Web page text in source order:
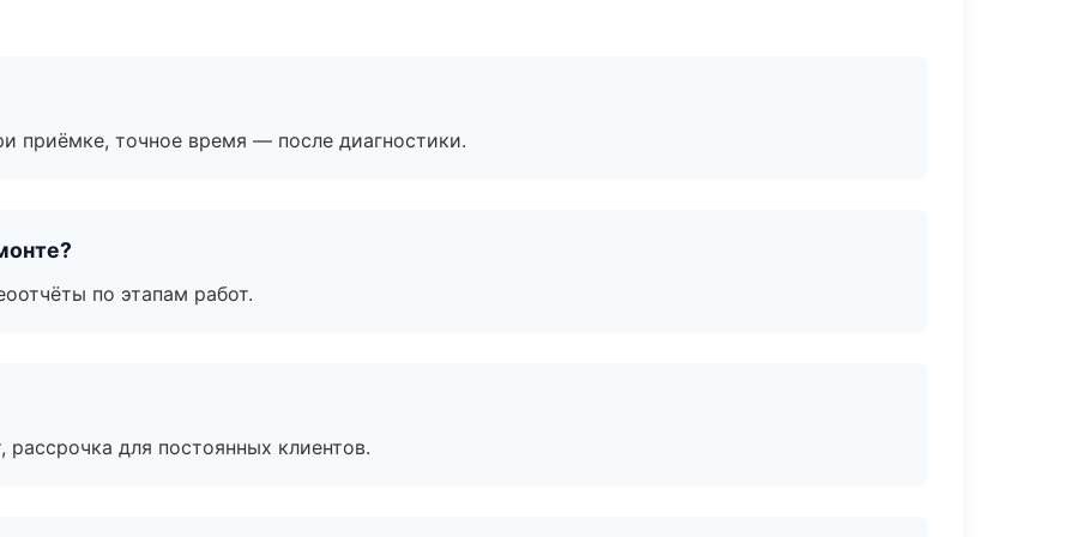
приёмке, точное время — после диагностики.
по этапам работ.
для постоянных клиентов.